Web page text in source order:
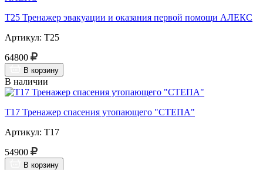
Т25 Тренажер эвакуации и оказания первой помощи АЛЕКС
Артикул: Т25
64800
В корзину
В наличии
Т17 Тренажер спасения утопающего "СТЕПА"
Артикул: Т17
54900
В корзину